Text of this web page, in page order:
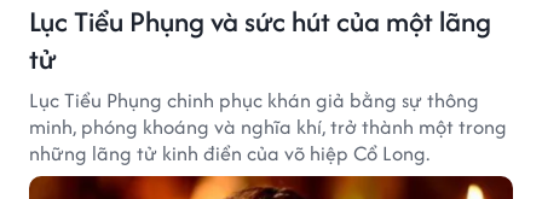
Lục Tiểu Phụng và sức hút của một lãng
tử
Lục Tiểu Phụng chinh phục khán giả bằng sự thông
minh, phóng khoáng và nghĩa khí, trở thành một trong
những lãng tử kinh điển của võ hiệp Cổ Long.